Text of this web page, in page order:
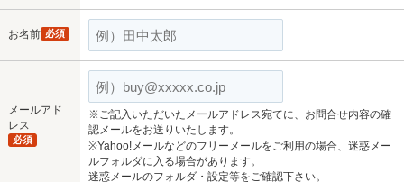
お名前 必須
メールアド
レス
必須
※ご記入いただいたメールアドレス宛てに、お問合せ内容の確
認メールをお送りいたします。
※Yahoo!メールなどのフリーメールをご利用の場合、迷惑メー
ルフォルダに入る場合があります。
迷惑メールのフォルダ・設定等をご確認下さい。